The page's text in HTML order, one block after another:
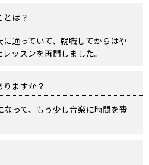
とは？
通っていて、就職してからはや
ッスンを再開しました。
ますか？
なって、もう少し音楽に時間を費